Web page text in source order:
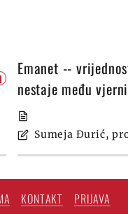
Emanet --
nestaje među
Sumeja Ðurić,
KONTAKT PRIJAVA